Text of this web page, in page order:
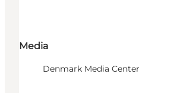
Media
Denmark Media Center